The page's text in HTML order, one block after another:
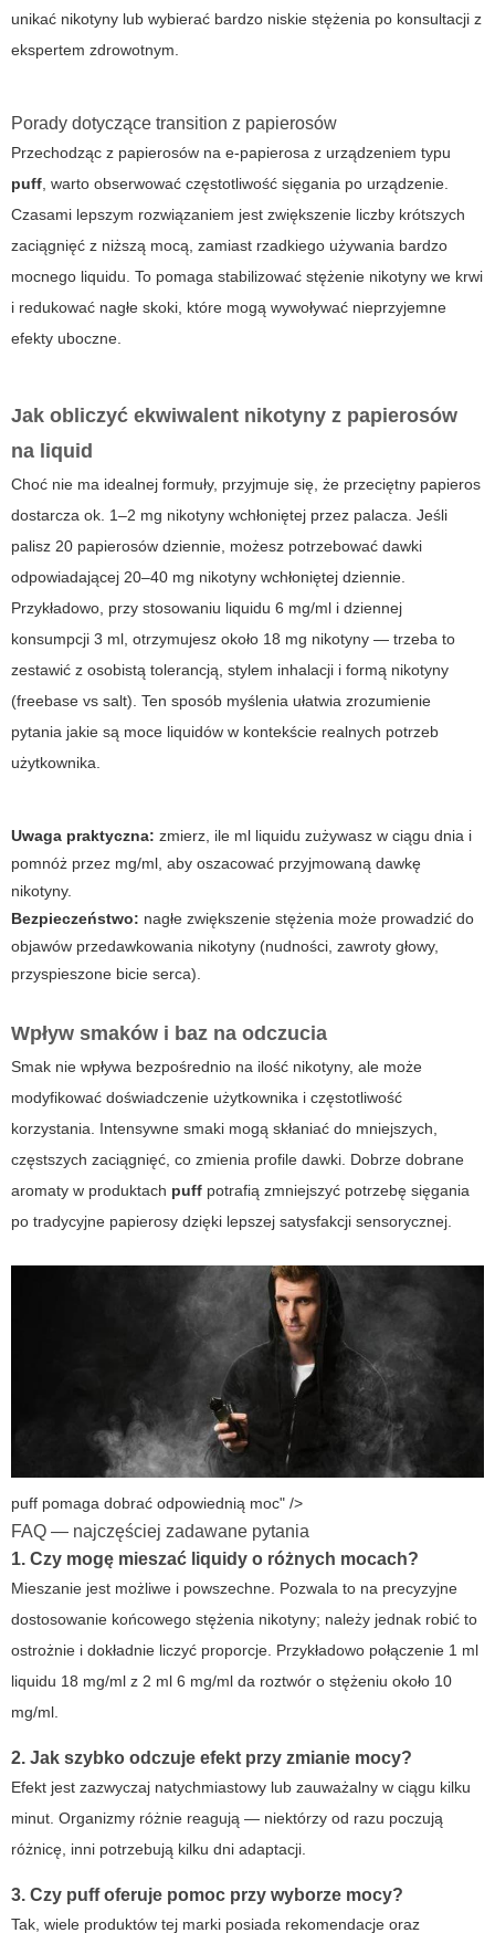
unikać nikotyny lub wybierać bardzo niskie stężenia po konsultacji z
ekspertem zdrowotnym.
Porady dotyczące transition z papierosów
Przechodząc z papierosów na e-papierosa z urządzeniem typu
puff , warto obserwować częstotliwość sięgania po urządzenie.
Czasami lepszym rozwiązaniem jest zwiększenie liczby krótszych
zaciągnięć z niższą mocą, zamiast rzadkiego używania bardzo
mocnego liquidu. To pomaga stabilizować stężenie nikotyny we krwi
i redukować nagłe skoki, które mogą wywoływać nieprzyjemne
efekty uboczne.
Jak obliczyć ekwiwalent nikotyny z papierosów
na liquid
Choć nie ma idealnej formuły, przyjmuje się, że przeciętny papieros
dostarcza ok. 1–2 mg nikotyny wchłoniętej przez palacza. Jeśli
palisz 20 papierosów dziennie, możesz potrzebować dawki
odpowiadającej 20–40 mg nikotyny wchłoniętej dziennie.
Przykładowo, przy stosowaniu liquidu 6 mg/ml i dziennej
konsumpcji 3 ml, otrzymujesz około 18 mg nikotyny — trzeba to
zestawić z osobistą tolerancją, stylem inhalacji i formą nikotyny
(freebase vs salt). Ten sposób myślenia ułatwia zrozumienie
pytania jakie są moce liquidów w kontekście realnych potrzeb
użytkownika.
Uwaga praktyczna: zmierz, ile ml liquidu zużywasz w ciągu dnia i
pomnóż przez mg/ml, aby oszacować przyjmowaną dawkę
nikotyny.
Bezpieczeństwo: nagłe zwiększenie stężenia może prowadzić do
objawów przedawkowania nikotyny (nudności, zawroty głowy,
przyspieszone bicie serca).
Wpływ smaków i baz na odczucia
Smak nie wpływa bezpośrednio na ilość nikotyny, ale może
modyfikować doświadczenie użytkownika i częstotliwość
korzystania. Intensywne smaki mogą skłaniać do mniejszych,
częstszych zaciągnięć, co zmienia profile dawki. Dobrze dobrane
aromaty w produktach puff potrafią zmniejszyć potrzebę sięgania
po tradycyjne papierosy dzięki lepszej satysfakcji sensorycznej.
puff pomaga dobrać odpowiednią moc" />
FAQ — najczęściej zadawane pytania
1. Czy mogę mieszać liquidy o różnych mocach?
Mieszanie jest możliwe i powszechne. Pozwala to na precyzyjne
dostosowanie końcowego stężenia nikotyny; należy jednak robić to
ostrożnie i dokładnie liczyć proporcje. Przykładowo połączenie 1 ml
liquidu 18 mg/ml z 2 ml 6 mg/ml da roztwór o stężeniu około 10
mg/ml.
2. Jak szybko odczuje efekt przy zmianie mocy?
Efekt jest zazwyczaj natychmiastowy lub zauważalny w ciągu kilku
minut. Organizmy różnie reagują — niektórzy od razu poczują
różnicę, inni potrzebują kilku dni adaptacji.
3. Czy puffoferuje pomoc przy wyborze mocy?
Tak, wiele produktów tej marki posiada rekomendacje oraz